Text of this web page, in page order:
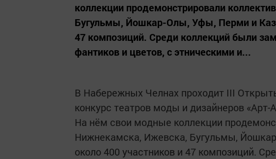
коллекции продемонстрировали
Бугульмы, Йошкар-Олы, Уфы, Перми и
47 композиций. Среди коллекций были
фантиков и цветов, с этническими и...
В Набережных Челнах проходит III
конкурс театров моды и дизайнеров «Арт-
На нём свои модные коллекции
Нижнекамска, Ижевска, Бугульмы,
около 400 участников и 47 композиций.